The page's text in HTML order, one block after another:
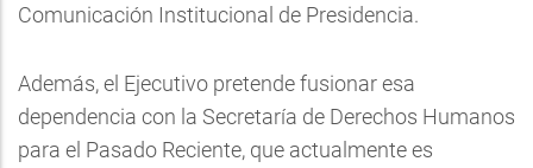
Comunicación Institucional de Presidencia.
Además, el Ejecutivo pretende fusionar esa
dependencia con la Secretaría de Derechos Humanos
para el Pasado Reciente, que actualmente es